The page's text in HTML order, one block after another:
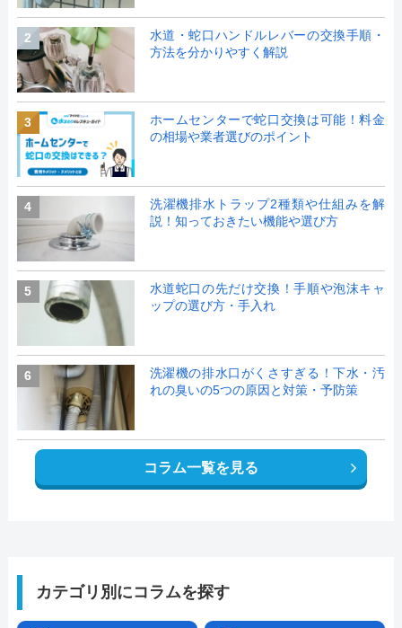
2
水道・蛇口ハンドルレバーの交換手順・
方法を分かりやすく解説
3
ホームセンターで蛇口交換は可能！料金
の相場や業者選びのポイント
4
洗濯機排水トラップ2種類や仕組みを解
説！知っておきたい機能や選び方
5
水道蛇口の先だけ交換！手順や泡沫キャ
ップの選び方・手入れ
6
洗濯機の排水口がくさすぎる！下水・汚
れの臭いの5つの原因と対策・予防策
コラム一覧を見る
カテゴリ別にコラムを探す